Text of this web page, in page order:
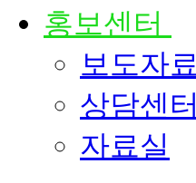
홍보센터
보도자료
상담센터
자료실